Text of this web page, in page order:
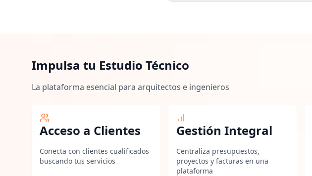
Impulsa tu Estudio Técnico
La plataforma esencial para arquitectos e ingenieros
Acceso a Clientes
Conecta con clientes cualificados
buscando tus servicios
Gestión Integral
Centraliza presupuestos,
proyectos y facturas en una
plataforma